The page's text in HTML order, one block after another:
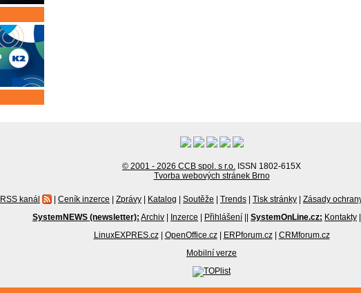
© 2001 - 2026 CCB spol. s r.o. ISSN 1802-615X
Tvorba webových stránek Brno
RSS kanál | Ceník inzerce | Zprávy | Katalog | Soutěže | Trends | Tisk stránky | Zásady
SystemNEWS (newsletter): Archiv | Inzerce | Přihlášení || SystemOnLine.cz: Kontakty |
LinuxEXPRES.cz | OpenOffice.cz | ERPforum.cz | CRMforum.cz
Mobilní verze